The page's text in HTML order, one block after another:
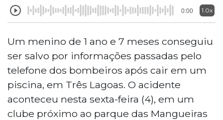
0:00 1.0x
Um menino de 1 ano e 7 meses conseguiu
ser salvo por informações passadas pelo
telefone dos bombeiros após cair em um
piscina, em Três Lagoas. O acidente
aconteceu nesta sexta-feira (4), em um
clube próximo ao parque das Mangueiras